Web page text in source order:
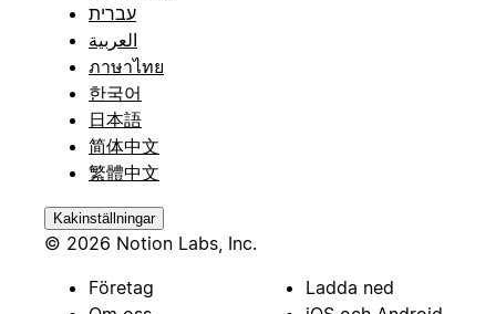
עברית
العربية
ภาษาไทย
한국어
日本語
简体中文
繁體中文
Kakinställningar
© 2026 Notion Labs, Inc.
Företag
Ladda ned